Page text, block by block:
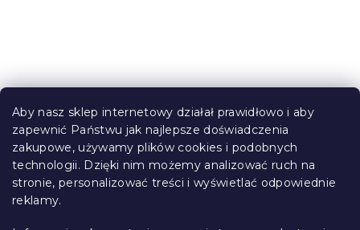
Aby nasz sklep internetowy działał prawidłowo i aby
zapewnić Państwu jak najlepsze doświadczenia
zakupowe, używamy plików cookies i podobnych
technologii. Dzięki nim możemy analizować ruch na
stronie, personalizować treści i wyświetlać odpowiednie
reklamy.Pościel z mikrofibry STARS HEARTS